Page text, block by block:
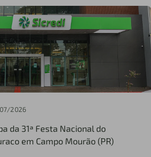
2026
da 31ª Festa Nacional do
em Campo Mourão (PR)